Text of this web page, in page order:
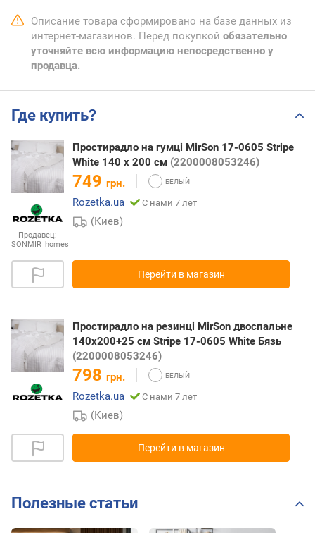
Описание товара сформировано на базе данных из
интернет-магазинов. Перед покупкой обязательно
уточняйте всю информацию непосредственно у
продавца.
Где купить?
Продавец:
SONMIR_homes
Простирадло на гумці MirSon 17-0605 Stripe
White 140 х 200 см (2200008053246)
749 грн.
Rozetka.ua
С нами 7 лет
(Киев)
Перейти в магазин
Простирадло на резинці MirSon двоспальне
140x200+25 см Stripe 17-0605 White Бязь
(2200008053246)
798 грн.
Rozetka.ua
С нами 7 лет
(Киев)
Перейти в магазин
Полезные статьи